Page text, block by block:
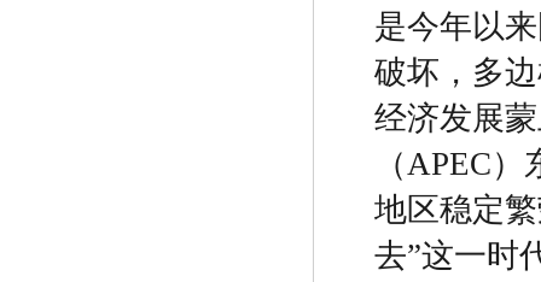
是今年以
破坏，多
经济发展
（APEC）
地区稳定
去”这一时